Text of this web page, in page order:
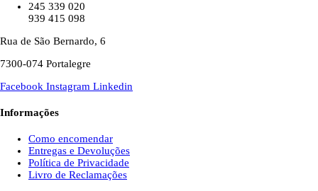
245 339 020
939 415 098
Rua de São Bernardo, 6
7300-074 Portalegre
Facebook Instagram Linkedin
Informações
Como encomendar
Entregas e Devoluções
Política de Privacidade
Livro de Reclamações